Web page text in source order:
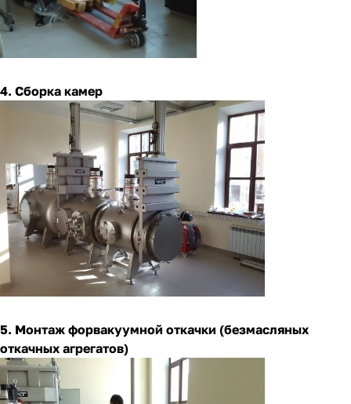
4. Сборка камер
5. Монтаж форвакуумной откачки (безмасляных
откачных агрегатов)